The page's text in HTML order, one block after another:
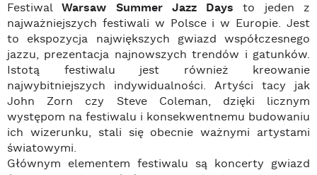
FestiwalWarsaw Summer Jazz Days to jeden z
najważniejszych festiwali w Polsce i w Europie. Jest
to ekspozycja największych gwiazd współczesnego
jazzu, prezentacja najnowszych trendów i gatunków.
Istotą festiwalu jest również kreowanie
najwybitniejszych indywidualności. Artyści tacy jak
John Zorn czy Steve Coleman, dzięki licznym
występom na festiwalu i konsekwentnemu budowaniu
ich wizerunku, stali się obecnie ważnymi artystami
światowymi.
Głównym elementem festiwalu są koncerty gwiazd